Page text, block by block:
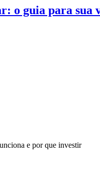
o guia para sua
e por que investir